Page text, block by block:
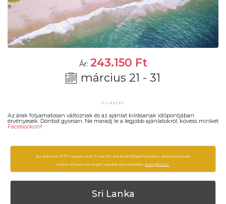
Ár: 243.150 Ft
március 21 - 31
Az árak folyamatosan változnak és az ajánlat kiírásanak időpontjában
érvényesek. Döntsd gyorsan. Ne maradj le a legjobb ajánlatokról, kövess minket
Facebookon!
Az ajánlat 2777 napja nem frissült. Az árak folyamatosan változhatnak,
ezért célszerű a legfrissebb ajánlatokat böngészni.
Sri Lanka